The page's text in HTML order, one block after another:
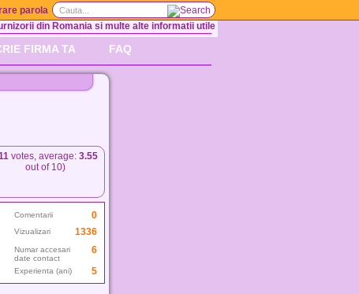
parola
din Romania si multe alte informatii utile
FIRMA TA FAQ
votes, average: 3.55
out of 10)
Comentarii 0
Vizualizari 1336
Numar accesari
date contact
6
Experienta (ani) 5